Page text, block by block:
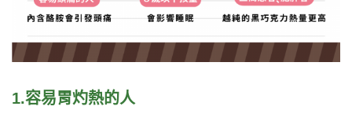
1.容易胃灼熱的人